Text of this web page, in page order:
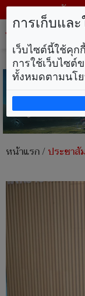
วันเ
หน้าแรก/ประชา
การเก็บแล
เว็บไซต์นี้ใช้คุก
การใช้เว็บไซต์
ทั้งหมดตามนโย